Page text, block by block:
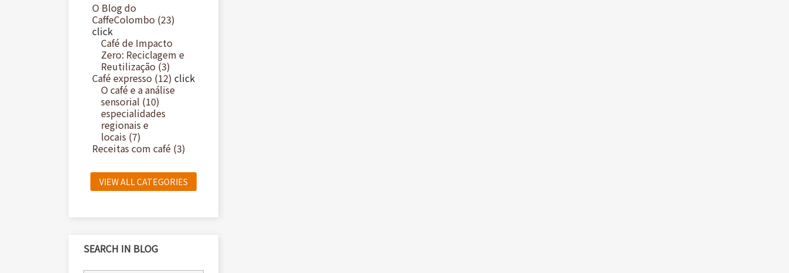
O Blog do
CaffeColombo (23)
click
Café de Impacto
Zero: Reciclagem e
Reutilização (3)
Café expresso (12) click
O café e a análise
sensorial (10)
especialidades
regionais e
locais (7)
Receitas com café (3)
VIEW ALL CATEGORIES
SEARCH IN BLOG